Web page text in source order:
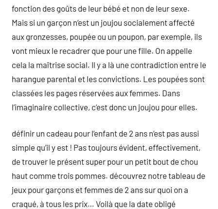
fonction des goûts de leur bébé et non de leur sexe.
Mais si un garçon n’est un joujou socialement affecté
aux gronzesses, poupée ou un poupon, par exemple, ils
vont mieux le recadrer que pour une fille. On appelle
cela la maîtrise social. Il y a là une contradiction entre le
harangue parental et les convictions. Les poupées sont
classées les pages réservées aux femmes. Dans
l’imaginaire collective, c’est donc un joujou pour elles.
définir un cadeau pour l’enfant de 2 ans n’est pas aussi
simple qu’il y est ! Pas toujours évident, effectivement,
de trouver le présent super pour un petit bout de chou
haut comme trois pommes. découvrez notre tableau de
jeux pour garçons et femmes de 2 ans sur quoi on a
craqué, à tous les prix… Voilà que la date obligé